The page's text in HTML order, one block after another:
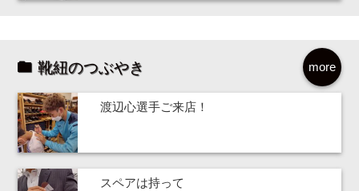
more
靴紐のつぶやき
渡辺心選手ご来店！
スペアは持って